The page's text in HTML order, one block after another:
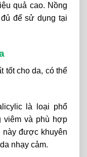
quả cao. Nồng
để sử dụng tại
tốt cho da, có thể
là loại phổ
viêm và phù hợp
này được khuyên
nhạy cảm.